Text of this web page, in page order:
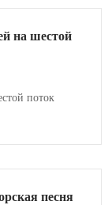
на шестой
поток
песня